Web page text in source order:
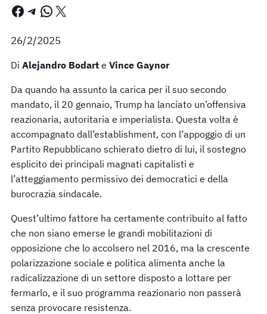
Facebook Telegram WhatsApp X
26/2/2025
Di Alejandro Bodart e Vince Gaynor
Da quando ha assunto la carica per il suo secondo
mandato, il 20 gennaio, Trump ha lanciato un’offensiva
reazionaria, autoritaria e imperialista. Questa volta è
accompagnato dall’establishment, con l’appoggio di un
Partito Repubblicano schierato dietro di lui, il sostegno
esplicito dei principali magnati capitalisti e
l’atteggiamento permissivo dei democratici e della
burocrazia sindacale.
Quest’ultimo fattore ha certamente contribuito al fatto
che non siano emerse le grandi mobilitazioni di
opposizione che lo accolsero nel 2016, ma la crescente
polarizzazione sociale e politica alimenta anche la
radicalizzazione di un settore disposto a lottare per
fermarlo, e il suo programma reazionario non passerà
senza provocare resistenza.